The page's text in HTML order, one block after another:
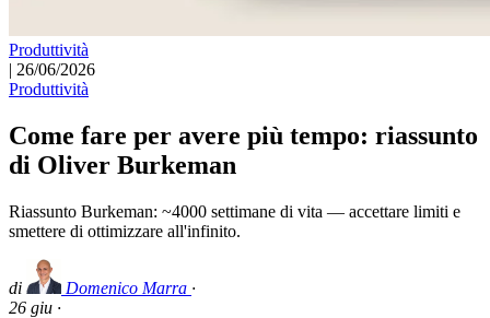
Produttività
| 26/06/2026
Produttività
Come fare per avere più tempo: riassunto
di Oliver Burkeman
Riassunto Burkeman: ~4000 settimane di vita — accettare limiti e
smettere di ottimizzare all'infinito.
di Domenico Marra ·
26 giu ·